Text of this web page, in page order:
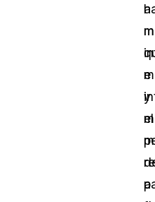
e
el
a
y
a